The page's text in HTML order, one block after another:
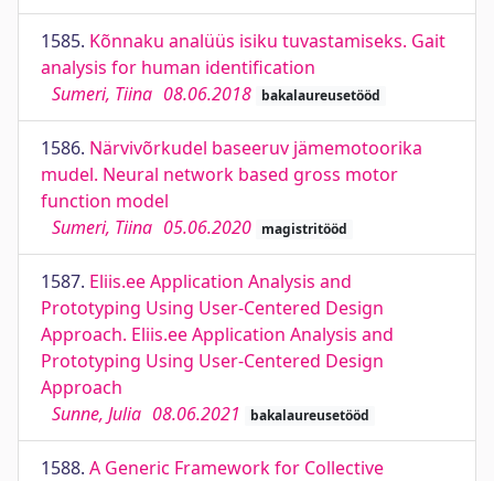
1585. Kõnnaku analüüs isiku tuvastamiseks. Gait
analysis for human identification
Sumeri, Tiina 08.06.2018 bakalaureusetööd
1586. Närvivõrkudel baseeruv jämemotoorika
mudel. Neural network based gross motor
function model
Sumeri, Tiina 05.06.2020 magistritööd
1587. Eliis.ee Application Analysis and
Prototyping Using User-Centered Design
Approach. Eliis.ee Application Analysis and
Prototyping Using User-Centered Design
Approach
Sunne, Julia 08.06.2021 bakalaureusetööd
1588. A Generic Framework for Collective